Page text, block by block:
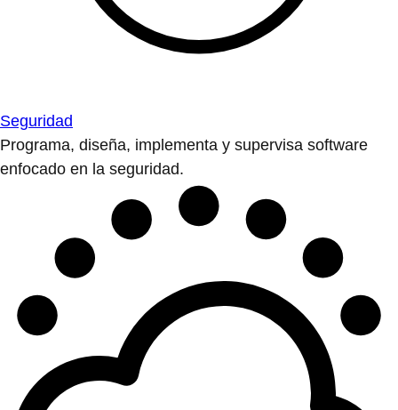
Seguridad
Programa, diseña, implementa y supervisa software
enfocado en la seguridad.